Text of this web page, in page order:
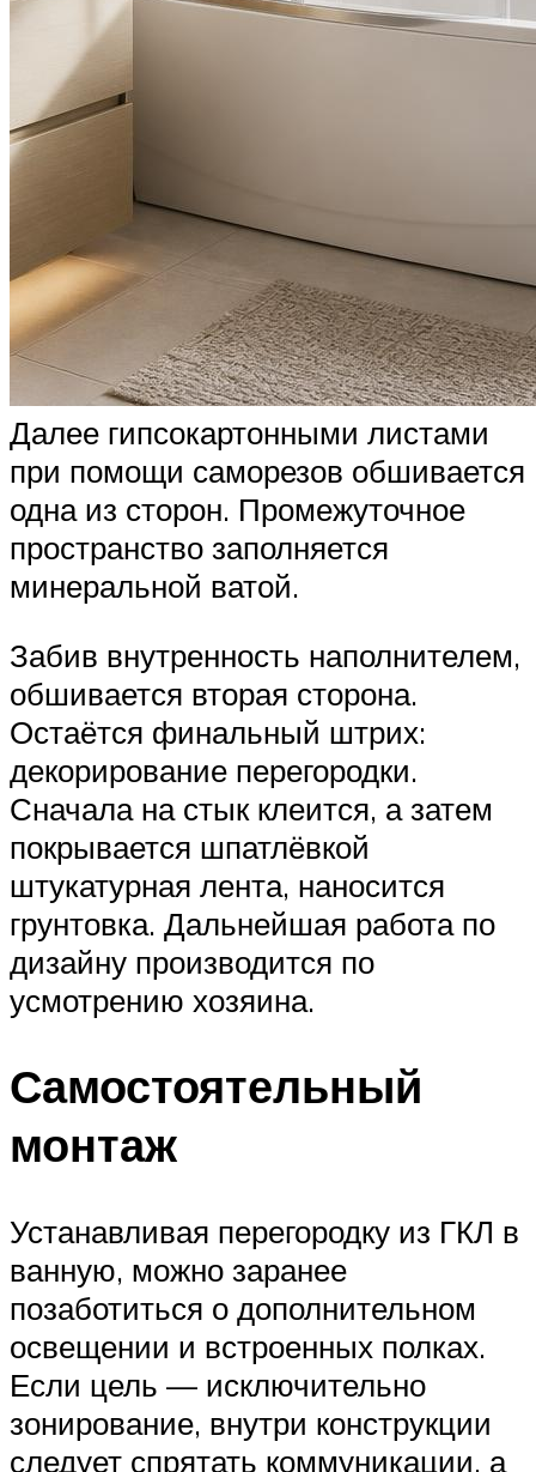
Далее гипсокартонными листами
при помощи саморезов обшивается
одна из сторон. Промежуточное
пространство заполняется
минеральной ватой.
Забив внутренность наполнителем,
обшивается вторая сторона.
Остаётся финальный штрих:
декорирование перегородки.
Сначала на стык клеится, а затем
покрывается шпатлёвкой
штукатурная лента, наносится
грунтовка. Дальнейшая работа по
дизайну производится по
усмотрению хозяина.
Самостоятельный
монтаж
Устанавливая перегородку из ГКЛ в
ванную, можно заранее
позаботиться о дополнительном
освещении и встроенных полках.
Если цель — исключительно
зонирование, внутри конструкции
следует спрятать коммуникации, а